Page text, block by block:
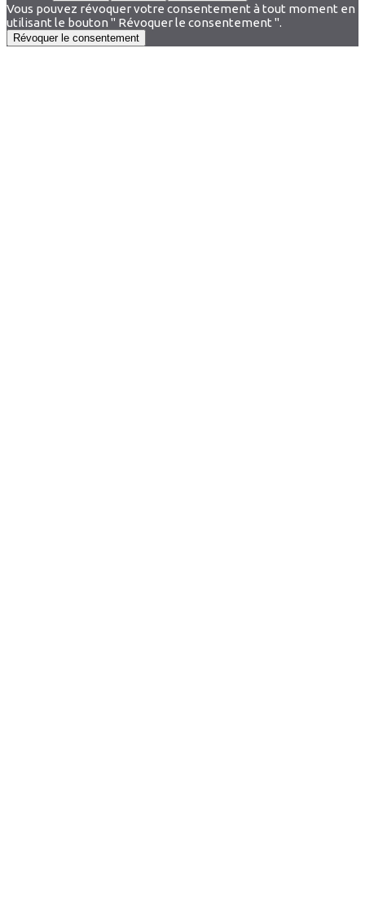
Vous pouvez révoquer votre consentement à tout moment en
utilisant le bouton " Révoquer le consentement ".
Révoquer le consentement